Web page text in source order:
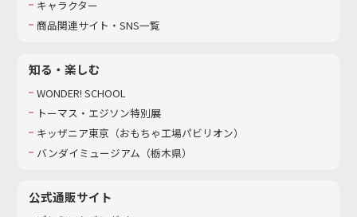
キャラクター
商品関連サイト・SNS一覧
知る・楽しむ
WONDER! SCHOOL
トーマス・エジソン特別展
キッザニア東京（おもちゃ工場パビリオン）​
バンダイミュージアム（栃木県）
公式通販サイト